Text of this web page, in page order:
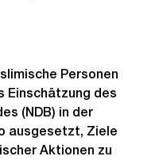
Personen
Einschätzung des
(NDB) in der
ausgesetzt, Ziele
Aktionen zu